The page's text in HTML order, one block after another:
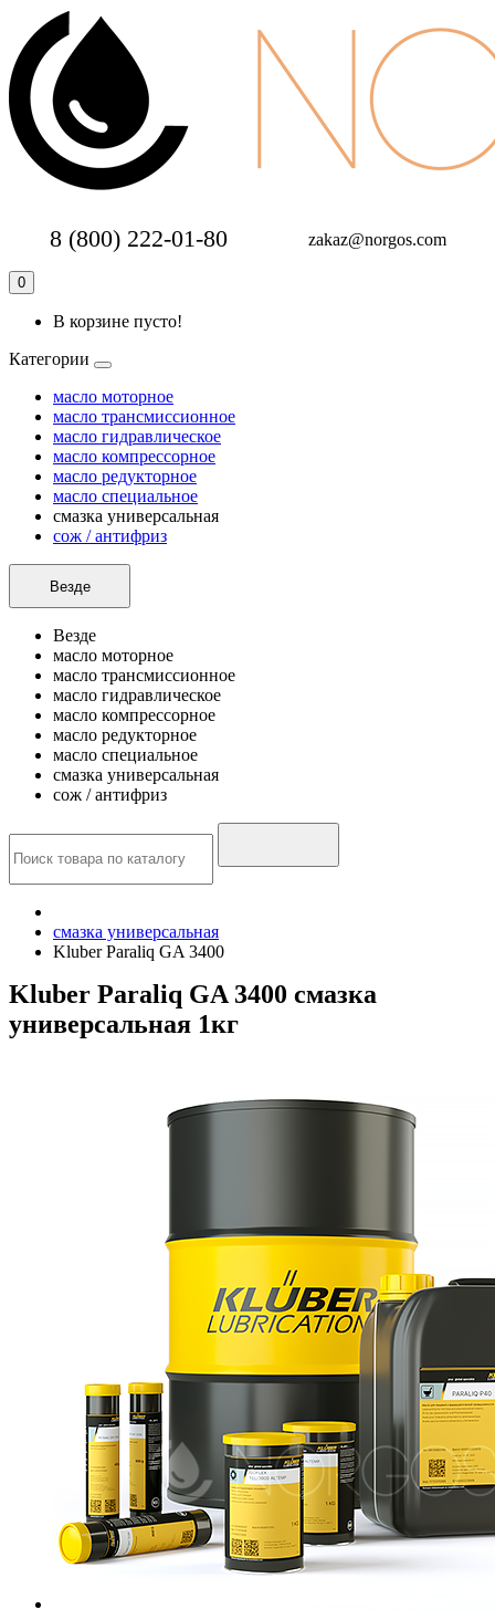
8 (800) 222-01-80 zakaz@norgos.com
0
В корзине пусто!
Категории
масло моторное
масло трансмиссионное
масло гидравлическое
масло компрессорное
масло редукторное
масло специальное
смазка универсальная
сож / антифриз
Везде
Везде
масло моторное
масло трансмиссионное
масло гидравлическое
масло компрессорное
масло редукторное
масло специальное
смазка универсальная
сож / антифриз
смазка универсальная
Kluber Paraliq GA 3400
Kluber Paraliq GA 3400 смазка
универсальная 1кг